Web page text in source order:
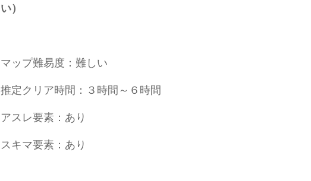
い）
マップ難易度：難しい
推定クリア時間：３時間～６時間
アスレ要素：あり
スキマ要素：あり